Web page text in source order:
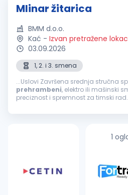
Mlinar žitarica
BMM d.o.o.
Kać - Izvan pretražene
03.09.2026
1, 2. i 3. smena
...Uslovi Završena srednja
prehrambeni, elektro ili mašinski
preciznost i spremnost za timski rad. Opis posla Prijem i
pšenice; Praćenje...
1